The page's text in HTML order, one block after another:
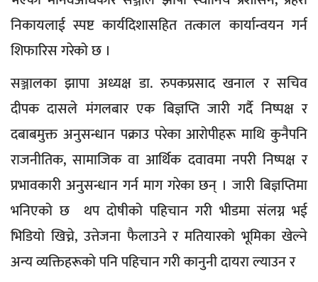
निकायलाई स्पष्ट कार्यदिशासहित तत्काल कार्यान्वयन गर्न
शिफारिस गरेको छ ।
सञ्जालका झापा अध्यक्ष डा. रुपकप्रसाद खनाल र सचिव
दीपक दासले मंगलबार एक बिज्ञप्ति जारी गर्दै निष्पक्ष र
दबाबमुक्त अनुसन्धान पक्राउ परेका आरोपीहरू माथि कुनैपनि
राजनीतिक, सामाजिक वा आर्थिक दवावमा नपरी निष्पक्ष र
प्रभावकारी अनुसन्धान गर्न माग गरेका छन् । जारी बिज्ञप्तिमा
भनिएको छ थप दोषीको पहिचान गरी भीडमा संलग्न भई
भिडियो खिच्ने, उत्तेजना फैलाउने र मतियारको भूमिका खेल्ने
अन्य व्यक्तिहरूको पनि पहिचान गरी कानुनी दायरा ल्याउन र